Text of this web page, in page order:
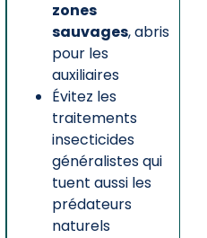
zones
sauvages, abris
pour les
auxiliaires
Évitez les
traitements
insecticides
généralistes qui
tuent aussi les
prédateurs
naturels